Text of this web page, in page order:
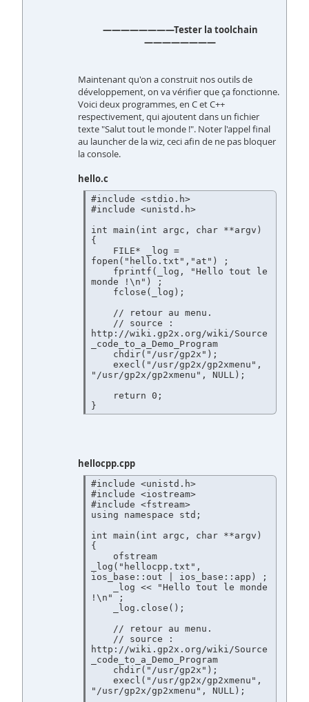
————————Tester la toolchain
————————
Maintenant qu'on a construit nos outils de
développement, on va vérifier que ça fonctionne.
Voici deux programmes, en C et C++
respectivement, qui ajoutent dans un fichier
texte "Salut tout le monde !". Noter l'appel final
au launcher de la wiz, ceci afin de ne pas bloquer
la console.
hello.c
#include <stdio.h>
#include <unistd.h>
int main(int argc, char **argv)
{
fopen("hello.txt","at") ;
monde !\n") ;
http://wiki.gp2x.org/wiki/Source
_code_to_a_Demo_Program
"/usr/gp2x/gp2xmenu", NULL);
hellocpp.cpp
#include <unistd.h>
#include <iostream>
#include <fstream>
using namespace std;
int main(int argc, char **argv)
{
_log("hellocpp.txt",
ios_base::out | ios_base::app) ;
!\n" ;
http://wiki.gp2x.org/wiki/Source
_code_to_a_Demo_Program
"/usr/gp2x/gp2xmenu", NULL);